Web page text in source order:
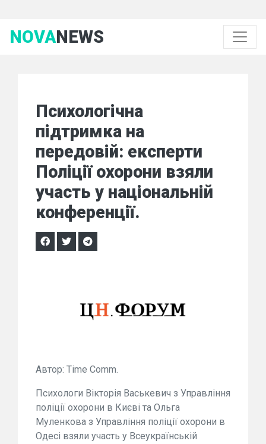
NOVANEWS
Психологічна
підтримка на
передовій: експерти
Поліції охорони взяли
участь у національній
конференції.
Автор: Time Comm.
Психологи Вікторія Васькевич з Управління
поліції охорони в Києві та Ольга
Муленкова з Управління поліції охорони в
Одесі взяли участь у Всеукраїнській